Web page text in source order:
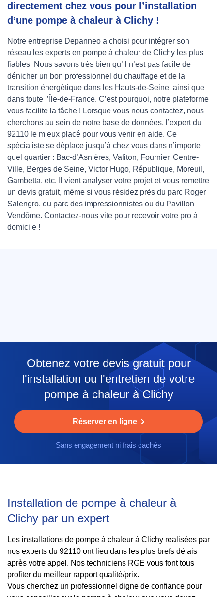
directement chez vous pour l’installation
d’une pompe à chaleur à Clichy !
Notre entreprise Depanneo a choisi pour intégrer son
réseau les experts en pompe à chaleur de Clichy les plus
fiables. Nous savons très bien qu’il n’est pas facile de
dénicher un bon professionnel du chauffage et de la
transition énergétique dans les Hauts-de-Seine, ainsi que
dans toute l’Île-de-France. C’est pourquoi, notre plateforme
vous facilite la tâche ! Lorsque vous nous contactez, nous
cherchons au sein de notre base de données, l’expert du
92110 le mieux placé pour vous venir en aide. Ce
spécialiste se déplace jusqu’à chez vous dans n’importe
quel quartier : Bac-d’Asnières, Valiton, Fournier, Centre-
Ville, Berges de Seine, Victor Hugo, République, Moreuil,
Gambetta, etc. Il vient analyser votre projet et vous remettre
un devis gratuit, même si vous résidez près du parc Roger
Salengro, du parc des impressionnistes ou du Pavillon
Vendôme. Contactez-nous vite pour recevoir votre pro à
domicile !
Obtenez votre devis gratuit pour
l'installation ou l'entretien de votre
pompe à chaleur à Clichy
Réserver en ligne
Sans engagement ni frais cachés
Installation de pompe à chaleur à
Clichy par un expert
Les installations de pompe à chaleur à Clichy réalisées par
nos experts du 92110 ont lieu dans les plus brefs délais
après votre appel. Nos techniciens RGE vous font tous
profiter du meilleur rapport qualité/prix.
Vous cherchez un professionnel digne de confiance pour